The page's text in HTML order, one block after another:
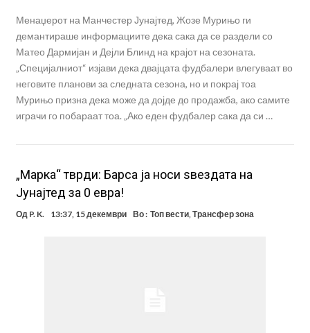
Менаџерот на Манчестер Јунајтед, Жозе Мурињо ги
демантираше информациите дека сака да се раздели со
Матео Дармијан и Дејли Блинд на крајот на сезоната.
„Специјалниот“ изјави дека двајцата фудбалери влегуваат во
неговите планови за следната сезона, но и покрај тоа
Мурињо призна дека може да дојде до продажба, ако самите
играчи го побараат тоа. „Ако еден фудбалер сака да си …
„Марка“ тврди: Барса ја носи ѕвездата на
Јунајтед за 0 евра!
Од P. K. 13:37, 15 декември Во : Топ вести, Трансфер зона